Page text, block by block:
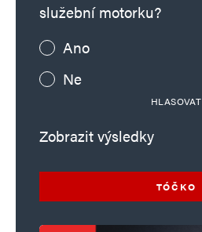
služební motorku?
Ano
Ne
HLASOVAT
Zobrazit výsledky
TÓČKO